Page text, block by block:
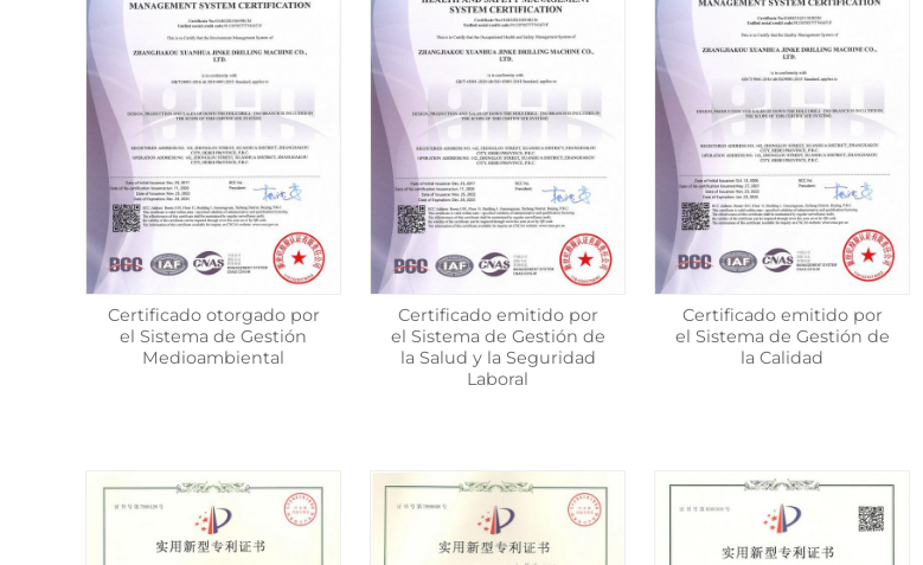
Certificado otorgado por
el Sistema de Gestión
Medioambiental
Certificado emitido por
el Sistema de Gestión de
la Salud y la Seguridad
Laboral
Certificado emitido por
el Sistema de Gestión de
la Calidad